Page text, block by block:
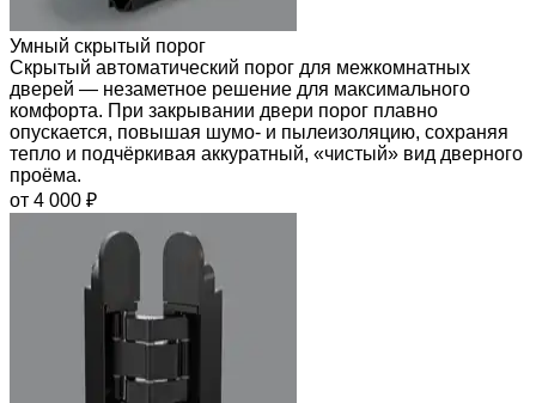
Умный скрытый порог
Скрытый автоматический порог для межкомнатных
дверей — незаметное решение для максимального
комфорта. При закрывании двери порог плавно
опускается, повышая шумо- и пылеизоляцию, сохраняя
тепло и подчёркивая аккуратный, «чистый» вид дверного
проёма.
от 4 000 ₽